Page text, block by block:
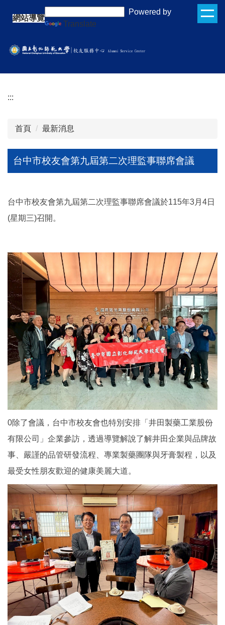
要
內
網站導覽
Powered by
Translate
:::
首頁 最新消息
台中市校友會第九屆第二次理監事聯席會議
台中市校友會第九屆第二次理監事聯席會議於115年3月4日
(星期三)召開。
0除了會議，台中市校友會也特別安排「井田製藥工業股份
有限公司」企業參訪，透過導覽解說了解井田企業與品牌故
事、嚴謹的品管研發流程、專業製藥團隊與牙膏製程，以及
最受女性朋友歡迎的健康美麗大道。